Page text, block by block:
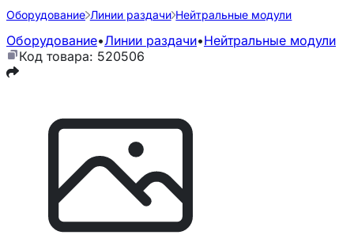
Оборудование Линии раздачи Нейтральные модули
Оборудование•Линии раздачи•Нейтральные модули
Код товара: 520506